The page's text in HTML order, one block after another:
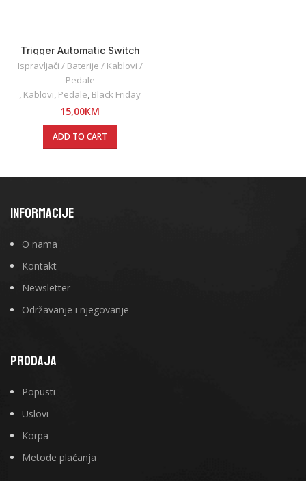
Trigger Automatic Switch
ON/OFF – Replaces Foot
Pedal
Ispravljači / Baterije / Kablovi /
Pedale
, Kablovi, Pedale, Black Friday
15,00KM
ADD TO CART
INFORMACIJE
O nama
Kontakt
Newsletter
Održavanje i njegovanje
PRODAJA
Popusti
Uslovi
Korpa
Metode plaćanja